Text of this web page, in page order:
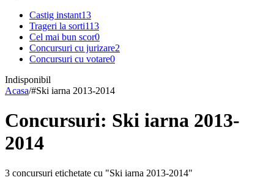
Castig instant13
Trageri la sorti113
Cel mai bun scor0
Concursuri cu jurizare2
Concursuri cu votare0
Indisponibil
Acasa/#Ski iarna 2013-2014
Concursuri: Ski iarna 2013-
2014
3 concursuri etichetate cu "Ski iarna 2013-2014"